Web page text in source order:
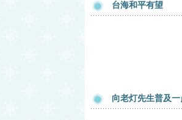
台海和平有望
向老灯先生普及